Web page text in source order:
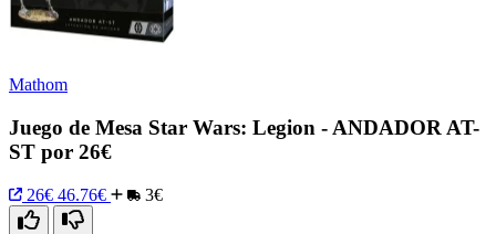
Mathom
Juego de Mesa Star Wars: Legion - ANDADOR AT-
ST por 26€
26€ 46.76€ 3€